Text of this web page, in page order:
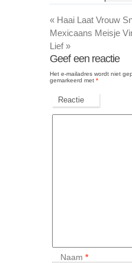
« Haai Laat Vrouw
Mexicaans Meisje
Lief»
Geef een reactie
Het e-mailadres wordt niet
gemarkeerd met *
Reactie
Naam*